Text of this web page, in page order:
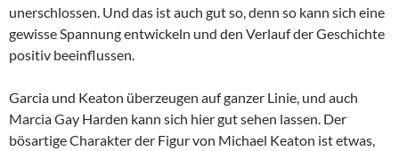
unerschlossen. Und das ist auch gut so, denn so kann sich eine
gewisse Spannung entwickeln und den Verlauf der Geschichte
positiv beeinflussen.
Garcia und Keaton überzeugen auf ganzer Linie, und auch
Marcia Gay Harden kann sich hier gut sehen lassen. Der
bösartige Charakter der Figur von Michael Keaton ist etwas,